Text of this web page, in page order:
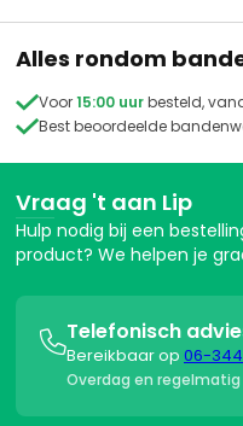
Alles rondom
Voor15:00 uurbesteld,
Best beoordeelde
Vraag 't aan Lip
Hulp nodig bij een
product? We helpen je
Telefonisch
Bereikbaar op 06-
Overdag en regelmatig